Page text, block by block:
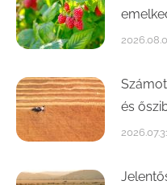
és